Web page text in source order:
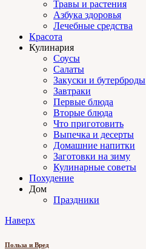
Травы и растения
Азбука здоровья
Лечебные средства
Красота
Кулинария
Соусы
Салаты
Закуски и бутерброды
Завтраки
Первые блюда
Вторые блюда
Что приготовить
Выпечка и десерты
Домашние напитки
Заготовки на зиму
Кулинарные советы
Похудение
Дом
Праздники
Наверх
Польза и Вред